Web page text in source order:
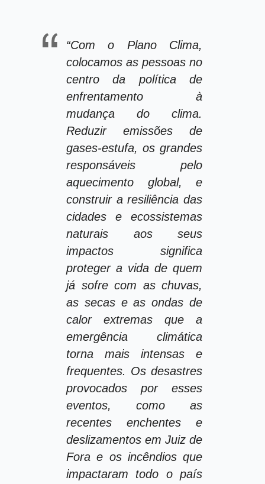
“Com o Plano Clima,
colocamos as pessoas no
centro da política de
enfrentamento à
mudança do clima.
Reduzir emissões de
gases-estufa, os grandes
responsáveis pelo
aquecimento global, e
construir a resiliência das
cidades e ecossistemas
naturais aos seus
impactos significa
proteger a vida de quem
já sofre com as chuvas,
as secas e as ondas de
calor extremas que a
emergência climática
torna mais intensas e
frequentes. Os desastres
provocados por esses
eventos, como as
recentes enchentes e
deslizamentos em Juiz de
Fora e os incêndios que
impactaram todo o país